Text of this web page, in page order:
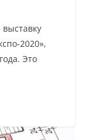
2020»,
Это